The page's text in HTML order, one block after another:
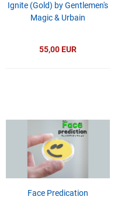
Ignite (Gold) by Gentlemen's
Magic & Urbain
55,00 EUR
Face Predication